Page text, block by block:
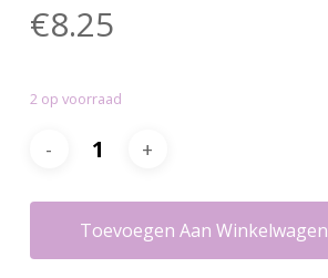
€8.25
2 op voorraad
Toevoegen Aan Winkelwagen